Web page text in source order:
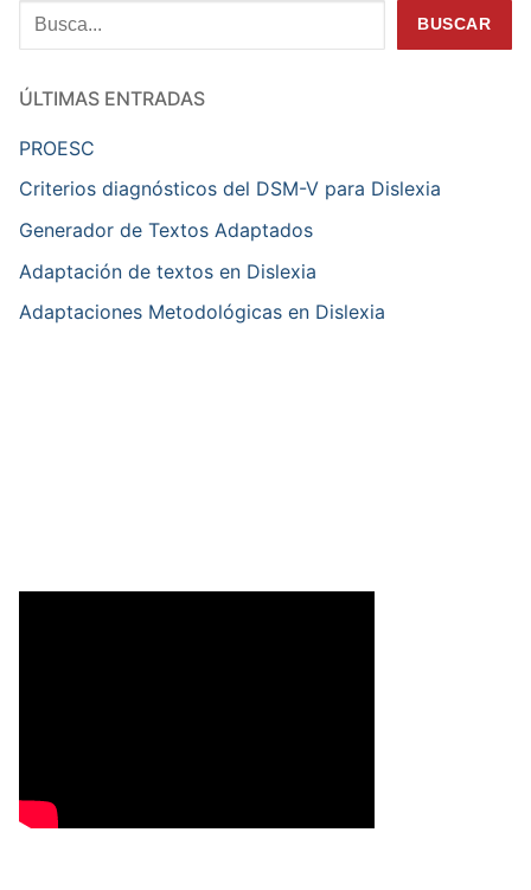
Buscar BUSCAR
ÚLTIMAS ENTRADAS
PROESC
Criterios diagnósticos del DSM-V para Dislexia
Generador de Textos Adaptados
Adaptación de textos en Dislexia
Adaptaciones Metodológicas en Dislexia